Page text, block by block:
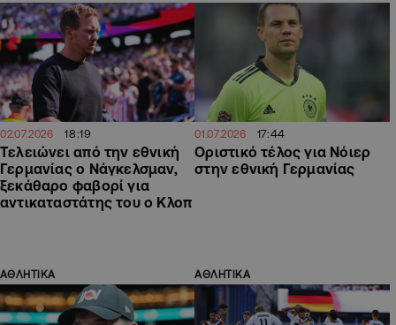
02.07.2026 18:19
Τελειώνει από την εθνική
Γερμανίας ο Νάγκελσμαν,
ξεκάθαρο φαβορί για
αντικαταστάτης του ο Κλοπ
01.07.2026 17:44
Οριστικό τέλος για Νόιερ
στην εθνική Γερμανίας
ΑΘΛΗΤΙΚΑ ΑΘΛΗΤΙΚΑ